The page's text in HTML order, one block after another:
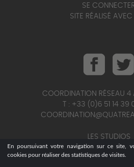
En poursuivant votre navigation sur ce site,
cookies pour réaliser des statistiques de visites.
SE
SITE RÉALISÉ AVEC
COORDINATION RÉSEAU 4
T : +33 (0)6 51 14 39
LES STUDIOS
T : +33 (0)6 95 25 56